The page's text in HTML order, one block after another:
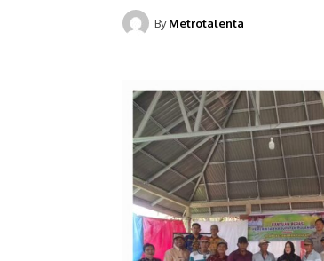
By Metrotalenta